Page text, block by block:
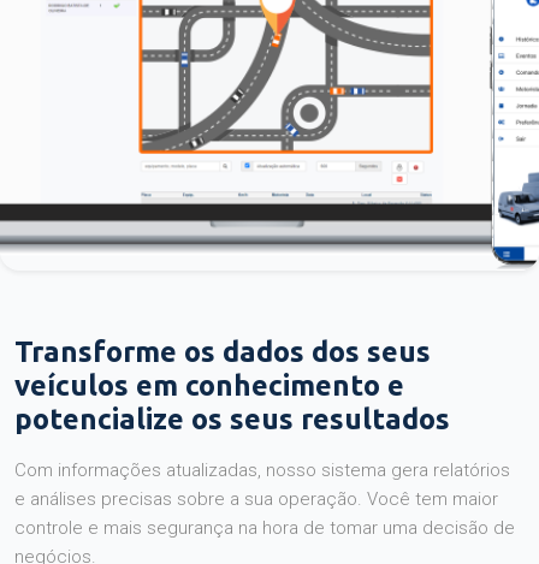
Transforme os dados dos seus
veículos em conhecimento e
potencialize os seus resultados
Com informações atualizadas, nosso sistema gera relatórios
e análises precisas sobre a sua operação. Você tem maior
controle e mais segurança na hora de tomar uma decisão de
negócios.